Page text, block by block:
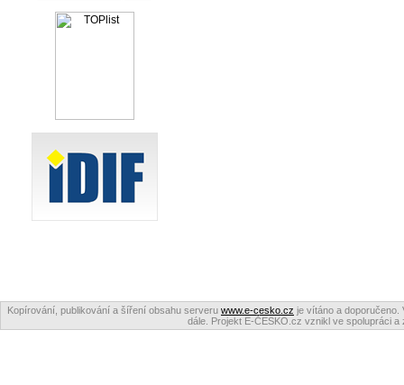
Kopírování, publikování a šíření obsahu serveru www.e-cesko.cz je vítáno a doporučeno.
dále. Projekt E-ČESKO.cz vznikl ve spolupráci